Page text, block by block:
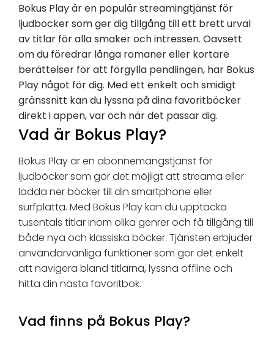
Bokus Play är en populär streamingtjänst för
ljudböcker som ger dig tillgång till ett brett urval
av titlar för alla smaker och intressen. Oavsett
om du föredrar långa romaner eller kortare
berättelser för att förgylla pendlingen, har Bokus
Play något för dig. Med ett enkelt och smidigt
gränssnitt kan du lyssna på dina favoritböcker
direkt i appen, var och när det passar dig.
Vad är Bokus Play?
Bokus Play är en abonnemangstjänst för
ljudböcker som gör det möjligt att streama eller
ladda ner böcker till din smartphone eller
surfplatta. Med Bokus Play kan du upptäcka
tusentals titlar inom olika genrer och få tillgång till
både nya och klassiska böcker. Tjänsten erbjuder
användarvänliga funktioner som gör det enkelt
att navigera bland titlarna, lyssna offline och
hitta din nästa favoritbok.
Vad finns på Bokus Play?